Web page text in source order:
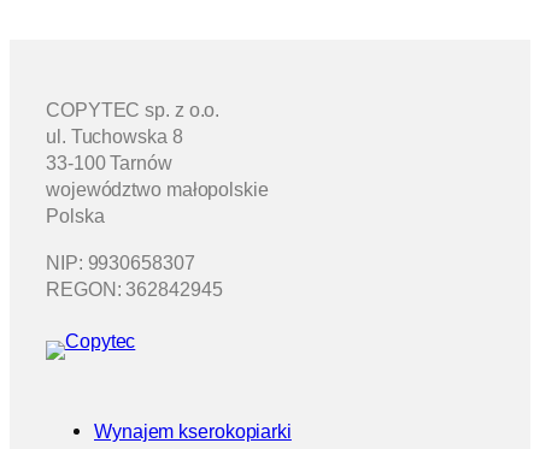
COPYTEC sp. z o.o.
ul. Tuchowska 8
33-100 Tarnów
województwo małopolskie
Polska
NIP: 9930658307
REGON: 362842945
Wynajem kserokopiarki